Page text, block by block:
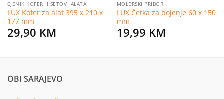
CJENIK KOFERI I SETOVI ALATA
LUX Kofer za alat 395 x 210 x
177 mm
29,90 KM
MOLERSKI PRIBOR
LUX Četka za bojenje 60 x 150
mm
19,99 KM
OBI SARAJEVO